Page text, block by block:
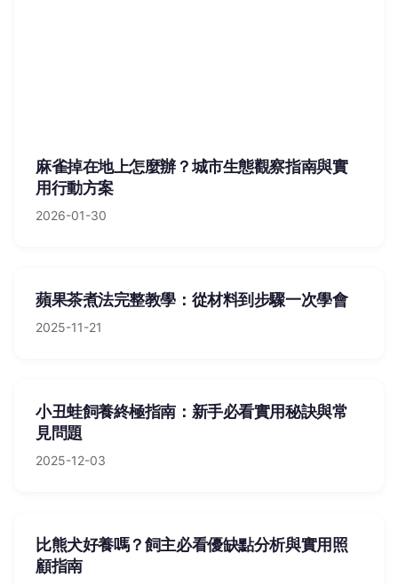
麻雀掉在地上怎麼辦？城市生態觀察指南與實
用行動方案
2026-01-30
蘋果茶煮法完整教學：從材料到步驟一次學會
2025-11-21
小丑蛙飼養終極指南：新手必看實用秘訣與常
見問題
2025-12-03
比熊犬好養嗎？飼主必看優缺點分析與實用照
顧指南